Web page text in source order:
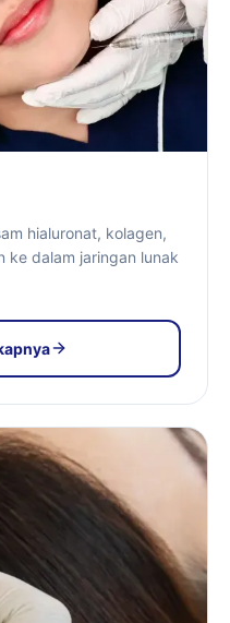
hialuronat, kolagen,
ke dalam jaringan lunak